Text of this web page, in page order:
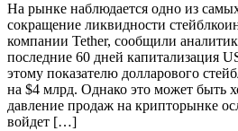
На рынке наблюдается одно из
сокращение ликвидности
компании Tether, сообщили
последние 60 дней капитализация
этому показателю долларового
на $4 млрд. Однако это может быть
давление продаж на крипторынке
войдет […]